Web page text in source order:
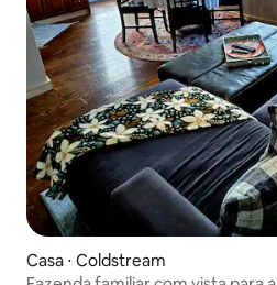
Casa ⋅ Coldstream